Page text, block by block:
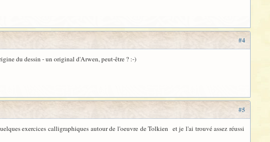
#4
du dessin - un original d'Arwen, peut-être ? :-)
#5
exercices calligraphiques autour de l'oeuvre de Tolkien et je l'ai trouvé assez réussi